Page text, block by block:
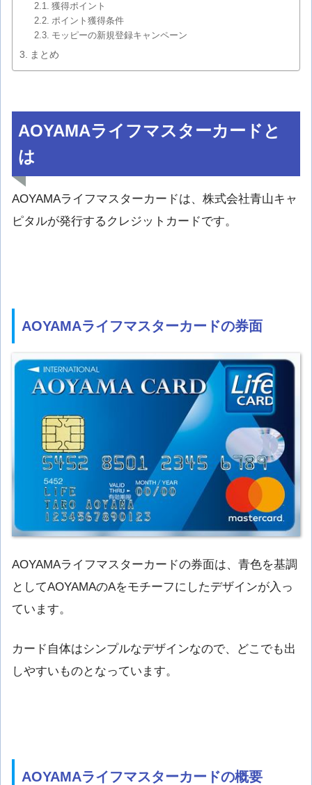
獲得ポイント
ポイント獲得条件
モッピーの新規登録キャンペーン
まとめ
AOYAMAライフマスターカードと
は
AOYAMAライフマスターカードは、株式会社青山キャ
ピタルが発行するクレジットカードです。
AOYAMAライフマスターカードの券面
AOYAMAライフマスターカードの券面は、青色を基調
としてAOYAMAのAをモチーフにしたデザインが入っ
ています。
カード自体はシンプルなデザインなので、どこでも出
しやすいものとなっています。
AOYAMAライフマスターカードの概要